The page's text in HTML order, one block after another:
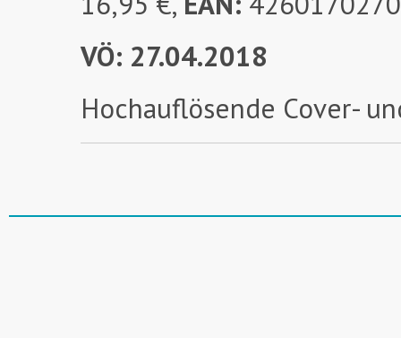
VÖ: 27.04.2018
Hochauflösende Cover-